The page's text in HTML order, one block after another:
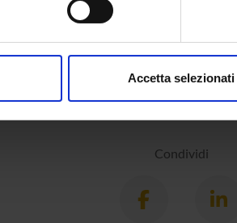
in qualsiasi momento dalla
Accetta selezionati
Condividi